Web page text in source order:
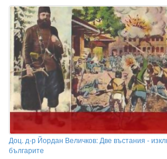
Доц. д-р Йордан Величков: Две въстания -
българите